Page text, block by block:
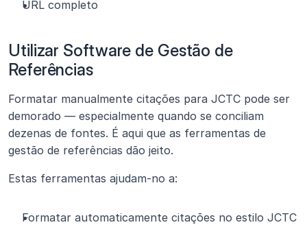
URL completo
Utilizar Software de Gestão de
Referências
Formatar manualmente citações para JCTC pode ser
demorado — especialmente quando se conciliam
dezenas de fontes. É aqui que as ferramentas de
gestão de referências dão jeito.
Estas ferramentas ajudam-no a:
Formatar automaticamente citações no estilo JCTC